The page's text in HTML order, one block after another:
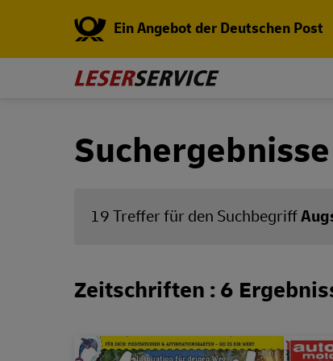
Ein Angebot der Deutschen Post
Suchergebnisse
19 Treffer für den Suchbegriff
Zeitschriften : 6